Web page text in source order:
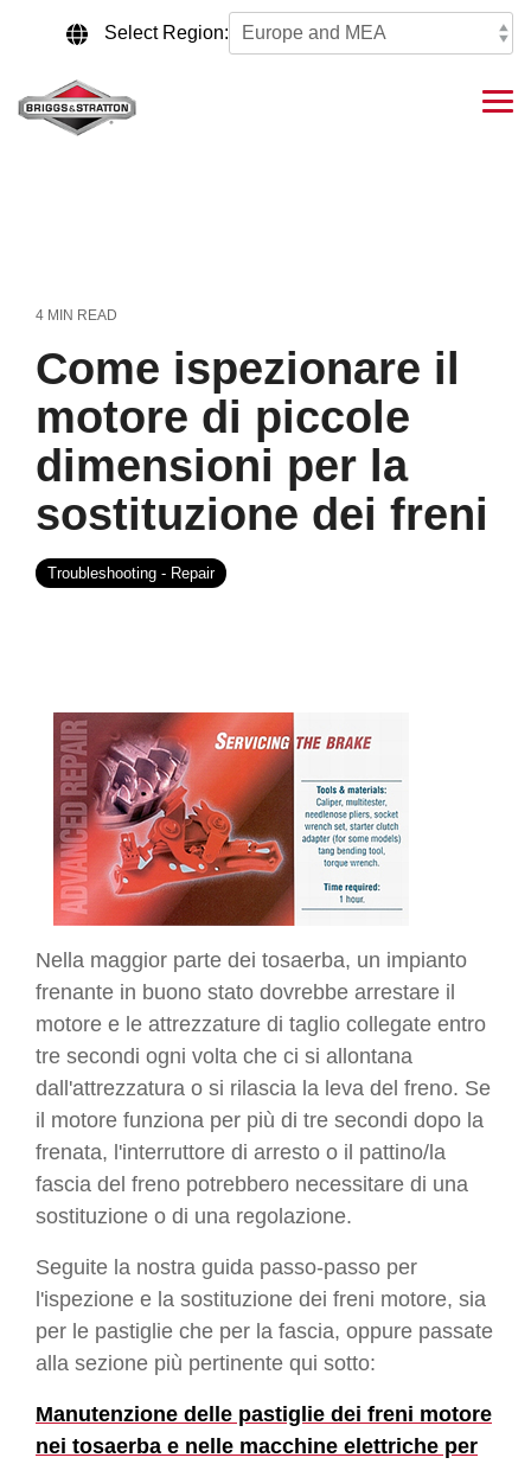
content.
Select Region:
4 MIN READ
Come ispezionare il
motore di piccole
dimensioni per la
sostituzione dei freni
Troubleshooting - Repair
Nella maggior parte dei tosaerba, un impianto
frenante in buono stato dovrebbe arrestare il
motore e le attrezzature di taglio collegate entro
tre secondi ogni volta che ci si allontana
dall'attrezzatura o si rilascia la leva del freno. Se
il motore funziona per più di tre secondi dopo la
frenata, l'interruttore di arresto o il pattino/la
fascia del freno potrebbero necessitare di una
sostituzione o di una regolazione.
Seguite la nostra guida passo-passo per
l'ispezione e la sostituzione dei freni motore, sia
per le pastiglie che per la fascia, oppure passate
alla sezione più pertinente qui sotto:
Manutenzione delle pastiglie dei freni motore
nei tosaerba e nelle macchine elettriche per